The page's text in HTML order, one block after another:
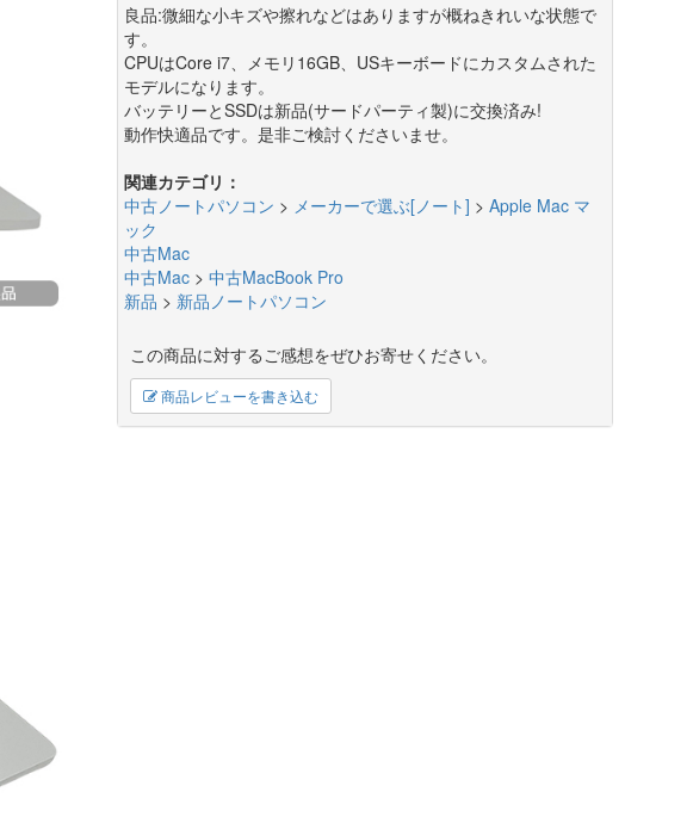
良品:微細な小キズや擦れなどはありますが概ねきれいな状態で
す。
CPUはCore i7、メモリ16GB、USキーボードにカスタムされた
モデルになります。
バッテリーとSSDは新品(サードパーティ製)に交換済み!
動作快適品です。是非ご検討くださいませ。
関連カテゴリ：
中古ノートパソコン > メーカーで選ぶ[ノート] > Apple Mac マ
ック
中古Mac
中古Mac> 中古MacBook Pro
新品 > 新品ノートパソコン
この商品に対するご感想をぜひお寄せください。
商品レビューを書き込む